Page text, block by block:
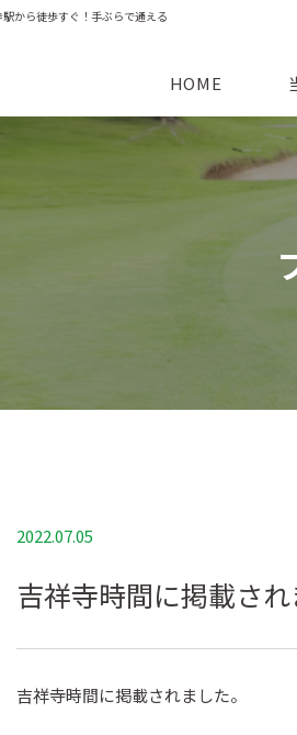
から徒歩すぐ！手ぶらで通える
HOME
2022.07.05
吉祥寺時間に掲載され
吉祥寺時間に掲載されました。